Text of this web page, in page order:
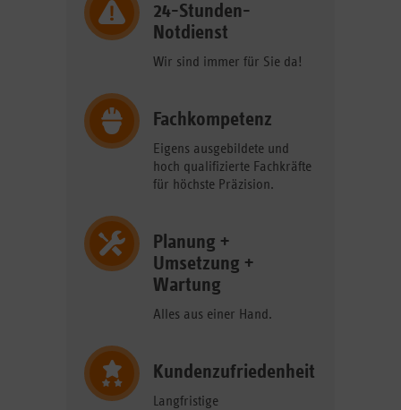
24-Stunden-
Notdienst
Wir sind immer für Sie da!
Fachkompetenz
Eigens ausgebildete und
hoch qualifizierte Fachkräfte
für höchste Präzision.
Planung +
Umsetzung +
Wartung
Alles aus einer Hand.
Kundenzufriedenheit
Langfristige